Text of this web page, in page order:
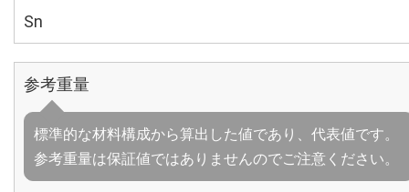
Sn
参考重量
標準的な材料構成から算出した値であり、代表値です。
参考重量は保証値ではありませんのでご注意ください。